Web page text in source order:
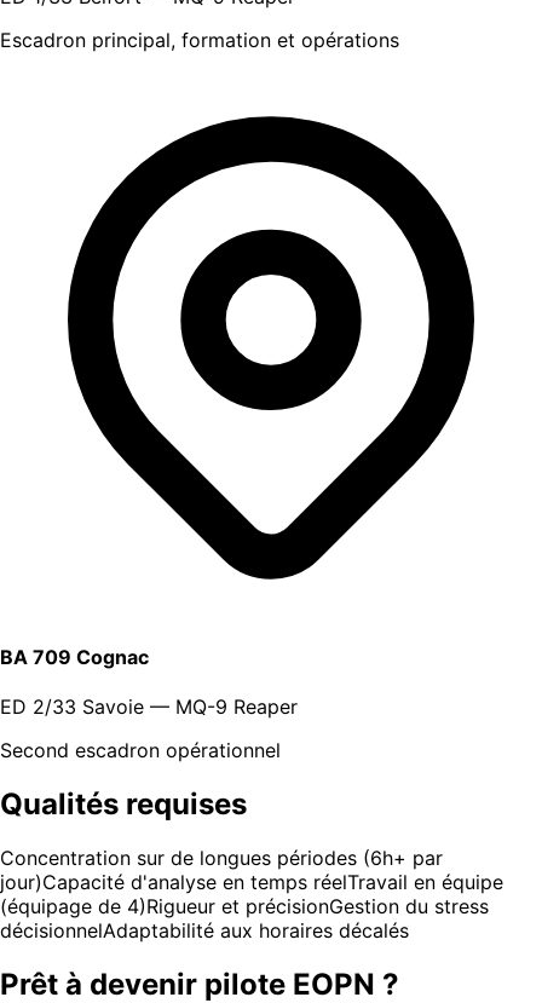
Escadron principal, formation et opérations
BA 709 Cognac
ED 2/33 Savoie — MQ-9 Reaper
Second escadron opérationnel
Qualités requises
Concentration sur de longues périodes (6h+ par
jour)Capacité d'analyse en temps réelTravail en équipe
(équipage de 4)Rigueur et précisionGestion du stress
décisionnelAdaptabilité aux horaires décalés
Prêt à devenir pilote EOPN ?